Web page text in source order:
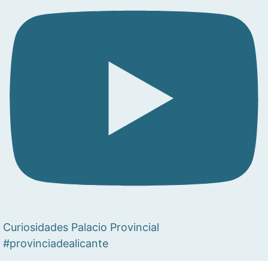
Curiosidades Palacio Provincial
#provinciadealicante